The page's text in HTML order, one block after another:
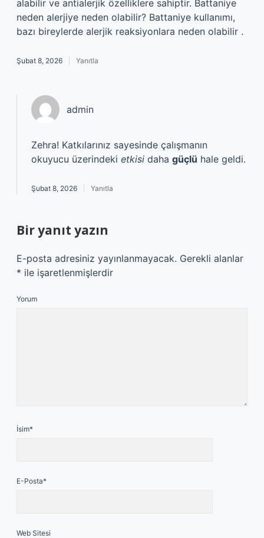
alabilir ve antialerjik özelliklere sahiptir. Battaniye
neden alerjiye neden olabilir? Battaniye kullanımı,
bazı bireylerde alerjik reaksiyonlara neden olabilir .
Şubat 8, 2026 Yanıtla
admin
Zehra! Katkılarınız sayesinde çalışmanın
okuyucu üzerindeki etkisi daha güçlü hale geldi.
Şubat 8, 2026 Yanıtla
Bir yanıt yazın
E-posta adresiniz yayınlanmayacak. Gerekli alanlar
* ile işaretlenmişlerdir
Yorum
İsim*
E-Posta*
Web Sitesi